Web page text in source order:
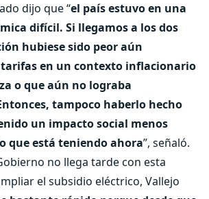
dijo que “el país estuvo en una
difícil. Si llegamos a los dos
hubiese sido peor aún
tarifas en un contexto inflacionario
o que aún no lograba
tampoco haberlo hecho
un impacto social menos
que está teniendo ahora”, señaló.
no llega tarde con esta
el subsidio eléctrico, Vallejo